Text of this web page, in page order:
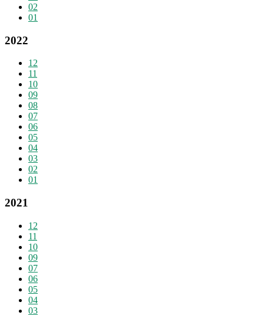
02
01
2022
12
11
10
09
08
07
06
05
04
03
02
01
2021
12
11
10
09
07
06
05
04
03